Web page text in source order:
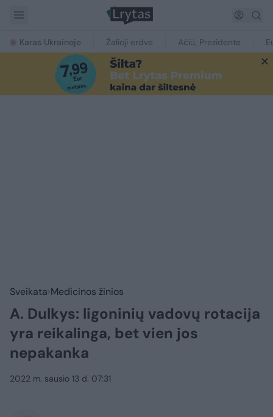
Karas Ukrainoje Žalioji erdvė Ačiū, Prezidente
Sveikata Medicinos žinios
A. Dulkys: ligoninių vadovų rotacija
yra reikalinga, bet vien jos
nepakanka
2022 m. sausio 13 d. 07:31